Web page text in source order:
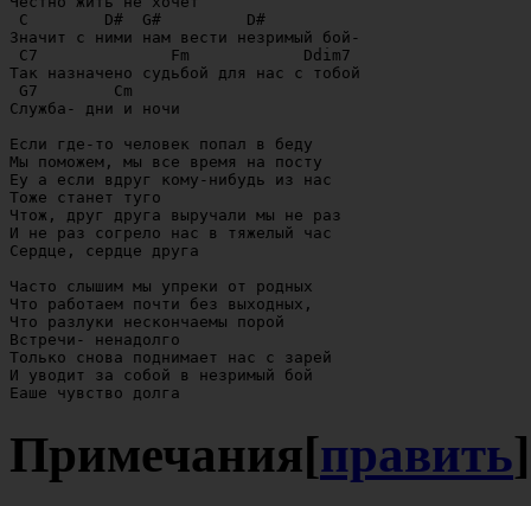
C        D#  G#         D#
Значит с ними нам вести незримый бой-
C7              Fm            Ddim7
Так назначено судьбой для нас с тобой
G7        Cm
Служба- дни и ночи
Если где-то человек попал в беду
Мы поможем, мы все время на посту
Eу а если вдруг кому-нибудь из нас
Тоже станет туго
Чтож, друг друга выручали мы не раз
И не раз согрело нас в тяжелый час
Сердце, сердце друга
Часто слышим мы упреки от родных
Что работаем почти без выходных,
Что разлуки нескончаемы порой
Встречи- ненадолго
Только снова поднимает нас с зарей
И уводит за собой в незримый бой
Примечания[править]